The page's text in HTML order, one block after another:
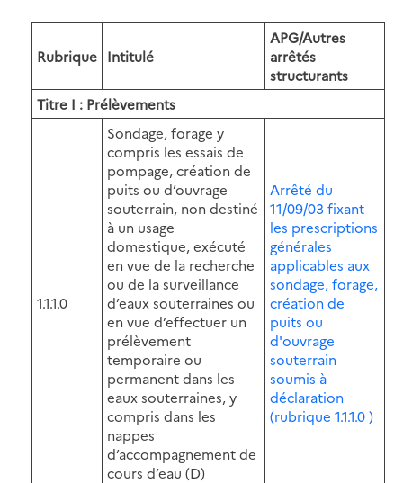
Rubrique Intitulé
APG/Autres
arrêtés
structurants
Titre I : Prélèvements
1.1.1.0
Sondage, forage y
compris les essais de
pompage, création de
puits ou d’ouvrage
souterrain, non destiné
à un usage
domestique, exécuté
en vue de la recherche
ou de la surveillance
d’eaux souterraines ou
en vue d’effectuer un
prélèvement
temporaire ou
permanent dans les
eaux souterraines, y
compris dans les
nappes
d’accompagnement de
cours d’eau (D)
Arrêté du
11/09/03 fixant
les prescriptions
générales
applicables aux
sondage, forage,
création de
puits ou
d'ouvrage
souterrain
soumis à
déclaration
(rubrique 1.1.1.0 )